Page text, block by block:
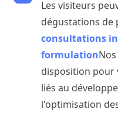
Les visiteurs
dégustations de
consultations
formulation
disposition pour
liés au
l'optimisation